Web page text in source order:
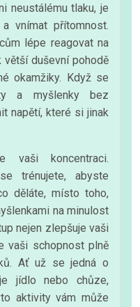
neustálému tlaku, je
vnímat přítomnost.
lépe reagovat na
duševní pohodě
okamžiky. Když se
a myšlenky bez
napětí, které si jinak
vaši koncentraci.
trénujete, abyste
děláte, místo toho,
na minulost
nejen zlepšuje vaši
vaši schopnost plně
Ať už se jedná o
jídlo nebo chůze,
aktivity vám může